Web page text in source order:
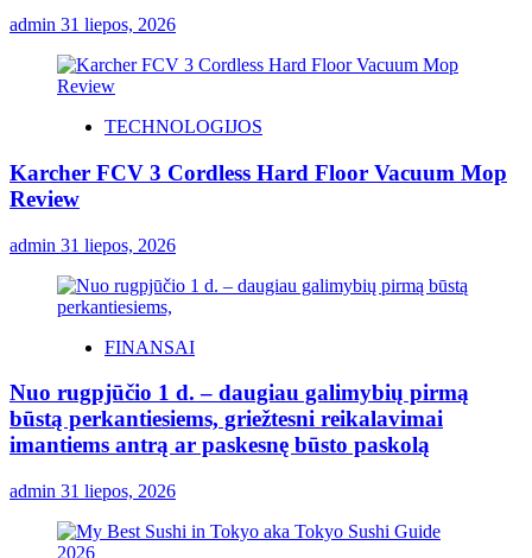
admin 31 liepos, 2026
TECHNOLOGIJOS
Karcher FCV 3 Cordless Hard Floor Vacuum Mop
Review
admin 31 liepos, 2026
FINANSAI
Nuo rugpjūčio 1 d. – daugiau galimybių pirmą
būstą perkantiesiems, griežtesni reikalavimai
imantiems antrą ar paskesnę būsto paskolą
admin 31 liepos, 2026